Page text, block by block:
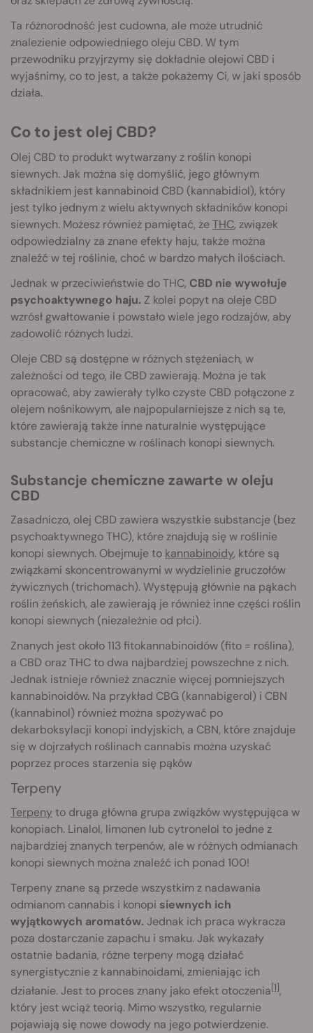
Ta różnorodność jest cudowna, ale może utrudnić
znalezienie odpowiedniego oleju CBD. W tym
przewodniku przyjrzymy się dokładnie olejowi CBD i
wyjaśnimy, co to jest, a także pokażemy Ci, w jaki sposób
działa.
Co to jest olej CBD?
Olej CBD to produkt wytwarzany z roślin konopi
siewnych. Jak można się domyślić, jego głównym
składnikiem jest kannabinoid CBD (kannabidiol), który
jest tylko jednym z wielu aktywnych składników konopi
siewnych. Możesz również pamiętać, żeTHC, związek
odpowiedzialny za znane efekty haju, także można
znaleźć w tej roślinie, choć w bardzo małych ilościach.
Jednak w przeciwieństwie do THC, CBD nie wywołuje
psychoaktywnego haju. Z kolei popyt na oleje CBD
wzrósł gwałtowanie i powstało wiele jego rodzajów, aby
zadowolić różnych ludzi.
Oleje CBD są dostępne w różnych stężeniach, w
zależności od tego, ile CBD zawierają. Można je tak
opracować, aby zawierały tylko czyste CBD połączone z
olejem nośnikowym, ale najpopularniejsze z nich są te,
które zawierają także inne naturalnie występujące
substancje chemiczne w roślinach konopi siewnych.
Substancje chemiczne zawarte w oleju
CBD
Zasadniczo, olej CBD zawiera wszystkie substancje (bez
psychoaktywnego THC), które znajdują się w roślinie
konopi siewnych. Obejmuje to kannabinoidy, które są
związkami skoncentrowanymi w wydzielinie gruczołów
żywicznych (trichomach). Występują głównie na pąkach
roślin żeńskich, ale zawierają je również inne części roślin
konopi siewnych (niezależnie od płci).
Znanych jest około 113 fitokannabinoidów (fito = roślina),
a CBD oraz THC to dwa najbardziej powszechne z nich.
Jednak istnieje również znacznie więcej pomniejszych
kannabinoidów. Na przykład CBG (kannabigerol) i CBN
(kannabinol) również można spożywać po
dekarboksylacji konopi indyjskich, a CBN, które znajduje
się w dojrzałych roślinach cannabis można uzyskać
poprzez proces starzenia się pąków
Terpeny
Terpenyto druga główna grupa związków występująca w
konopiach. Linalol, limonen lub cytronelol to jedne z
najbardziej znanych terpenów, ale w różnych odmianach
konopi siewnych można znaleźć ich ponad 100!
Terpeny znane są przede wszystkim z nadawania
odmianom cannabis i konopi siewnych ich
wyjątkowych aromatów. Jednak ich praca wykracza
poza dostarczanie zapachu i smaku. Jak wykazały
ostatnie badania, różne terpeny mogą działać
synergistycznie z kannabinoidami, zmieniając ich
działanie. Jest to proces znany jako efekt otoczenia[1],
który jest wciąż teorią. Mimo wszystko, regularnie
pojawiają się nowe dowody na jego potwierdzenie.